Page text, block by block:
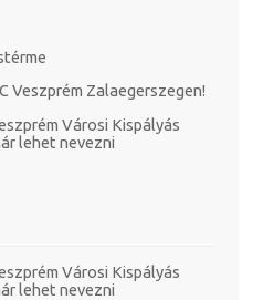
Veszprém Zalaegerszegen!
Városi Kispályás
lehet nevezni
Városi Kispályás
lehet nevezni